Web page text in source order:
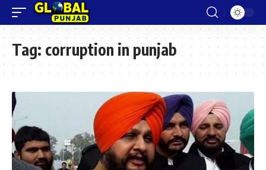
Tag: corruption in punjab